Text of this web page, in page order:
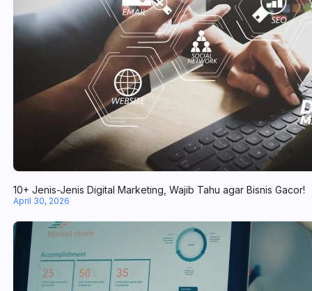
10+ Jenis-Jenis Digital Marketing, Wajib Tahu agar Bisnis Gacor!
April 30, 2026